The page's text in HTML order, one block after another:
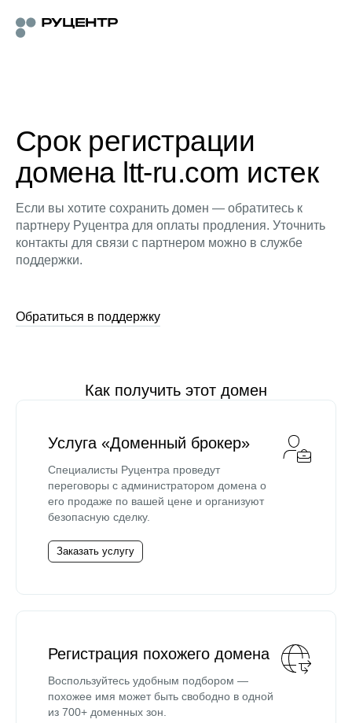
Срок регистрации
домена ltt-ru.com истек
Если вы хотите сохранить домен — обратитесь к
партнеру Руцентра для оплаты продления. Уточнить
контакты для связи с партнером можно в службе
поддержки.
Обратиться в поддержку
Как получить этот домен
Услуга «Доменный брокер»
Специалисты Руцентра проведут
переговоры с администратором домена о
его продаже по вашей цене и организуют
безопасную сделку.
Заказать услугу
Регистрация похожего домена
Воспользуйтесь удобным подбором —
похожее имя может быть свободно в одной
из 700+ доменных зон.